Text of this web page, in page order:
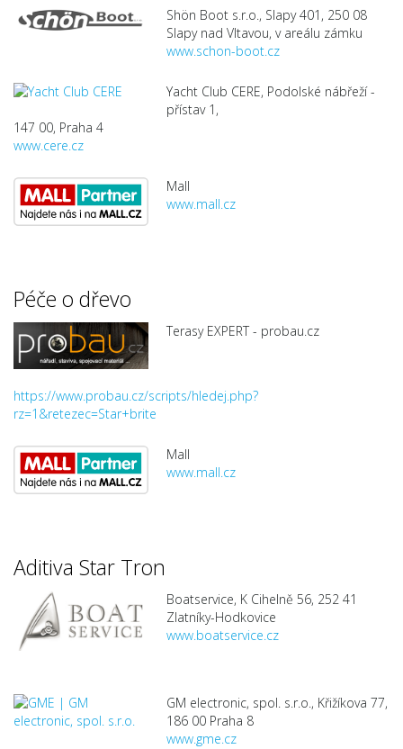
Shön Boot s.r.o., Slapy 401, 250 08
Slapy nad Vltavou, v areálu zámku
www.schon-boot.cz
Yacht Club CERE, Podolské nábřeží -
přístav 1,
147 00, Praha 4
www.cere.cz
Mall
www.mall.cz
Péče o dřevo
Terasy EXPERT - probau.cz
https://www.probau.cz/scripts/hledej.php?
rz=1&retezec=Star+brite
Mall
www.mall.cz
Aditiva Star Tron
Boatservice, K Cihelně 56, 252 41
Zlatníky-Hodkovice
www.boatservice.cz
GM electronic, spol. s.r.o., Křižíkova 77,
186 00 Praha 8
www.gme.cz